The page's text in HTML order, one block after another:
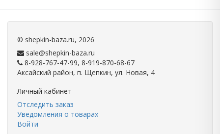
© shepkin-baza.ru, 2026
sale@shepkin-baza.ru
8-928-767-47-99, 8-919-870-68-67
Аксайский район, п. Щепкин, ул. Новая, 4
Личный кабинет
Отследить заказ
Уведомления о товарах
Войти